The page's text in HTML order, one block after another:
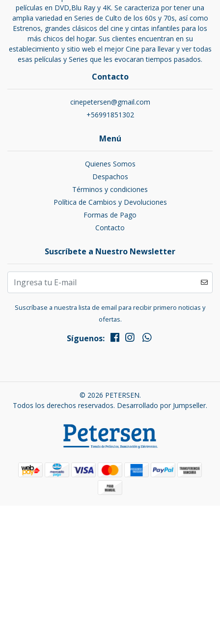
películas en DVD,Blu Ray y 4K. Se caracteriza por tener una
amplia variedad en Series de Culto de los 60s y 70s, así como
Estrenos, grandes clásicos del cine y cintas infantiles para los
más chicos del hogar. Sus clientes encuentran en su
establecimiento y sitio web el mejor Cine para llevar y ver todas
esas películas y Series que les evocaran tiempos pasados.
Contacto
cinepetersen@gmail.com
+56991851302
Menú
Quienes Somos
Despachos
Términos y condiciones
Política de Cambios y Devoluciones
Formas de Pago
Contacto
Suscríbete a Nuestro Newsletter
Suscríbase a nuestra lista de email para recibir primero noticias y
ofertas.
Síguenos:
© 2026 PETERSEN.
Todos los derechos reservados. Desarrollado por Jumpseller.